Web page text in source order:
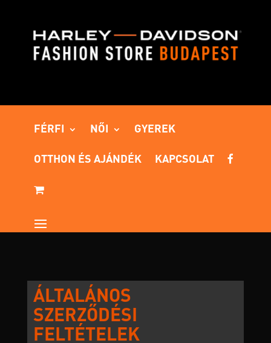
FÉRFI NŐI GYEREK
OTTHON ÉS AJÁNDÉK KAPCSOLAT
ÁLTALÁNOS
SZERZŐDÉSI
FELTÉTELEK